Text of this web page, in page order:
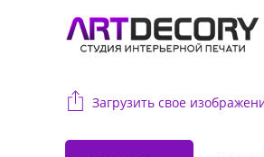
Загрузить свое